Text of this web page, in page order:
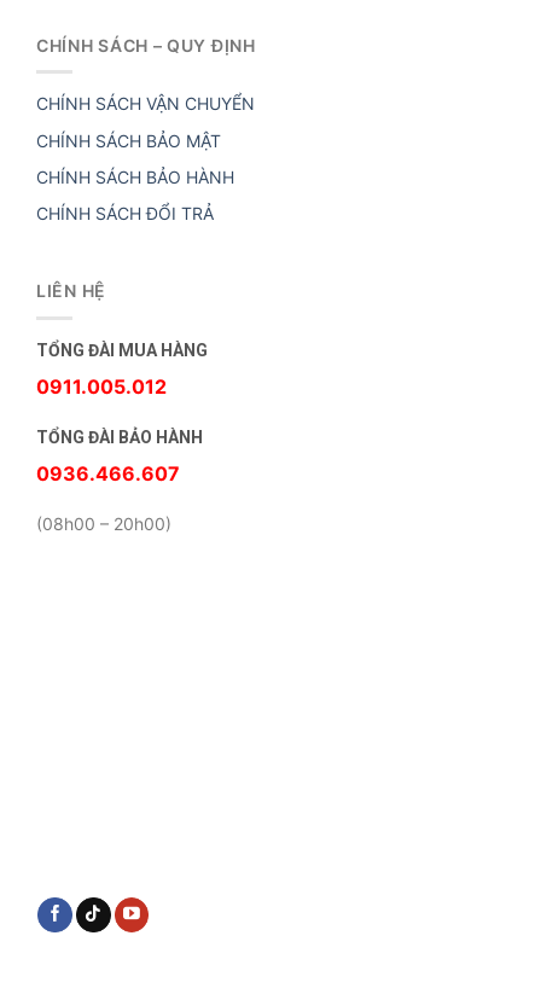
CHÍNH SÁCH – QUY ĐỊNH
CHÍNH SÁCH VẬN CHUYỂN
CHÍNH SÁCH BẢO MẬT
CHÍNH SÁCH BẢO HÀNH
CHÍNH SÁCH ĐỔI TRẢ
LIÊN HỆ
TỔNG ĐÀI MUA HÀNG
0911.005.012
TỔNG ĐÀI BẢO HÀNH
0936.466.607
(08h00 – 20h00)